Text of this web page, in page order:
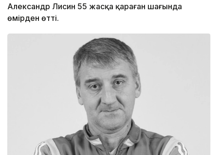
Александр Лисин 55 жасқа қараған шағында
өмірден өтті.